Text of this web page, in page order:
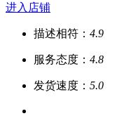
进入店铺
描述相符： 4.9
服务态度： 4.8
发货速度： 5.0